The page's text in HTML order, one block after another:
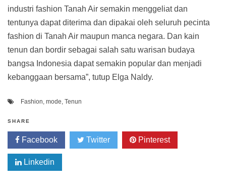
industri fashion Tanah Air semakin menggeliat dan
tentunya dapat diterima dan dipakai oleh seluruh pecinta
fashion di Tanah Air maupun manca negara. Dan kain
tenun dan bordir sebagai salah satu warisan budaya
bangsa Indonesia dapat semakin popular dan menjadi
kebanggaan bersama”, tutup Elga Naldy.
Fashion mode Tenun
SHARE
Facebook Twitter Pinterest
Linkedin